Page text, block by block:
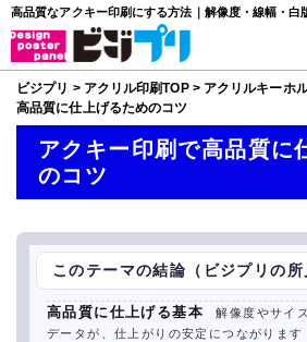
高品質なアクキー印刷にする方法｜解像度・線幅・白
ビジプリ > アクリル印刷TOP> アクリルキーホ
高品質に仕上げるためのコツ
アクキー印刷で高品質に
のコツ
このテーマの結論（ビジプリの所
高品質に仕上げる基本
解像度やサイ
データが、仕上がりの安定につながります